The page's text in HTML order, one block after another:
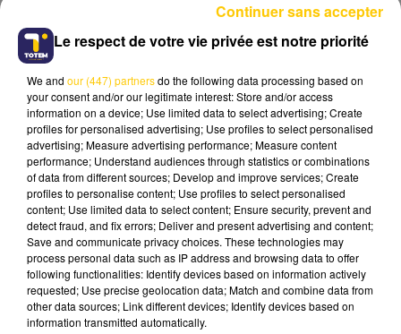
Votre numéro de téléphone *
Votre commune et votre département*
Participer au jeu
Le respect de votre vie privée est notre priorité
We and our (447) partnersdo the following data processing based on
your consent and/or our legitimate interest: Store and/or access
information on a device; Use limited data to select advertising; Create
profiles for personalised advertising; Use profiles to select personalised
advertising; Measure advertising performance; Measure content
performance; Understand audiences through statistics or combinations
of data from different sources; Develop and improve services; Create
profiles to personalise content; Use profiles to select personalised
content; Use limited data to select content; Ensure security, prevent and
detect fraud, and fix errors; Deliver and present advertising and content;
Save and communicate privacy choices. These technologies may
process personal data such as IP address and browsing data to offer
following functionalities: Identify devices based on information actively
requested; Use precise geolocation data; Match and combine data from
other data sources; Link different devices; Identify devices based on
information transmitted automatically.
Continuer sans accepter